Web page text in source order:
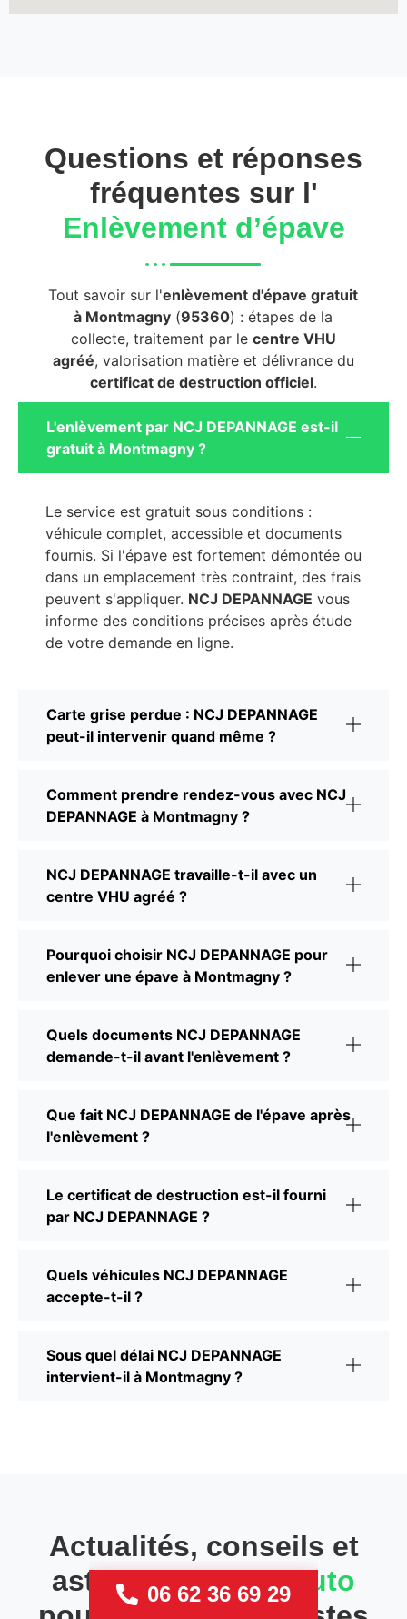
Questions et réponses
fréquentes sur l'
Enlèvement d’épave
Tout savoir sur l'enlèvement d'épave gratuit
à Montmagny (95360) : étapes de la
collecte, traitement par le centre VHU
agréé, valorisation matière et délivrance du
certificat de destruction officiel.
L'enlèvement par NCJ DEPANNAGE est-il
gratuit à Montmagny ?
Le service est gratuit sous conditions :
véhicule complet, accessible et documents
fournis. Si l'épave est fortement démontée ou
dans un emplacement très contraint, des frais
peuvent s'appliquer. NCJ DEPANNAGE vous
informe des conditions précises après étude
de votre demande en ligne.
Carte grise perdue : NCJ DEPANNAGE
peut-il intervenir quand même ?
Comment prendre rendez-vous avec NCJ
DEPANNAGE à Montmagny ?
NCJ DEPANNAGE travaille-t-il avec un
centre VHU agréé ?
Pourquoi choisir NCJ DEPANNAGE pour
enlever une épave à Montmagny ?
Quels documents NCJ DEPANNAGE
demande-t-il avant l'enlèvement ?
Que fait NCJ DEPANNAGE de l'épave après
l'enlèvement ?
Le certificat de destruction est-il fourni
par NCJ DEPANNAGE ?
Quels véhicules NCJ DEPANNAGE
accepte-t-il ?
Sous quel délai NCJ DEPANNAGE
intervient-il à Montmagny ?
Actualités, conseils et
astucesRecycle Auto
06 62 36 69 29